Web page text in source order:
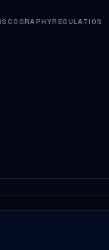
REGULATION